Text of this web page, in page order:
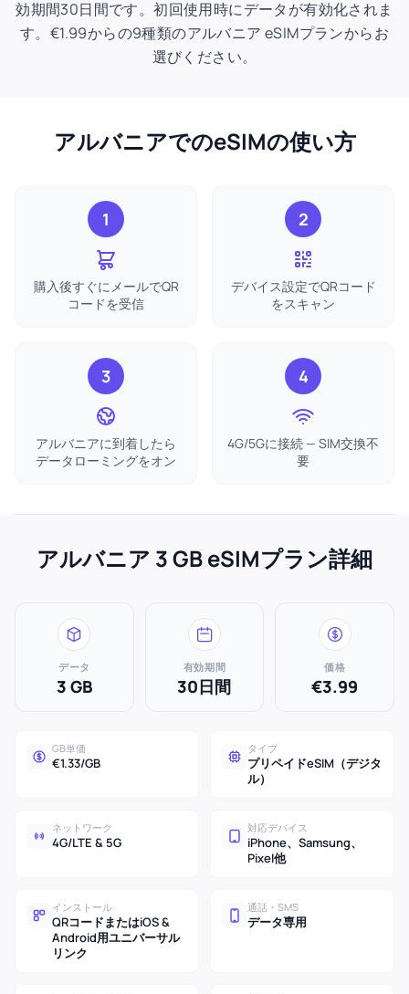
効期間30日間です。初回使用時にデータが有効化されま
す。€1.99からの9種類のアルバニア eSIMプランからお
選びください。
アルバニアでのeSIMの使い方
1
購入後すぐにメールでQR
コードを受信
2
デバイス設定でQRコード
をスキャン
3
アルバニアに到着したら
データローミングをオン
4
4G/5Gに接続 — SIM交換不
要
アルバニア 3 GB eSIMプラン詳細
データ
3 GB
有効期間
30日間
価格
€3.99
GB単価
€1.33/GB
タイプ
プリペイドeSIM（デジタ
ル）
ネットワーク
4G/LTE & 5G
対応デバイス
iPhone、Samsung、
Pixel他
インストール
QRコードまたはiOS &
Android用ユニバーサル
リンク
通話・SMS
データ専用